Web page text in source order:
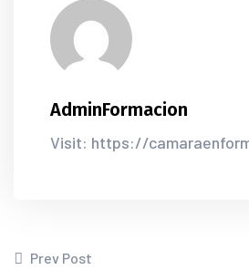
AdminFormacion
Visit: https://
Prev Post